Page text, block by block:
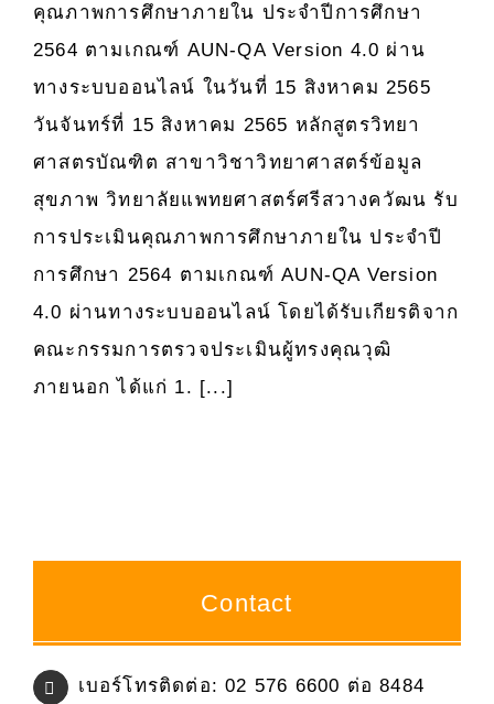
วิทยาศาสต
ข้อมูล
สุขภาพ
วิทยาลัย
แพทยศาสต
ศรี
สวาง
ค
วัฒน
การ
ปี
ตาม
คุณภาพการศึกษาภายใน ประจำปีการศึกษา
2564 ตามเกณฑ์ AUN-QA Version 4.0 ผ่าน
ทางระบบออนไลน์ ในวันที่ 15 สิงหาคม 2565
วันจันทร์ที่ 15 สิงหาคม 2565 หลักสูตรวิทยา
ศาสตรบัณฑิต สาขาวิชาวิทยาศาสตร์ข้อมูล
สุขภาพ วิทยาลัยแพทยศาสตร์ศรีสวางควัฒน รับ
การประเมินคุณภาพการศึกษาภายใน ประจำปี
การศึกษา 2564 ตามเกณฑ์ AUN-QA Version
4.0 ผ่านทางระบบออนไลน์ โดยได้รับเกียรติจาก
คณะกรรมการตรวจประเมินผู้ทรงคุณวุฒิ
ภายนอก ได้แก่ 1. [...]
Contact
เบอร์โทรติดต่อ: 02 576 6600 ต่อ 8484